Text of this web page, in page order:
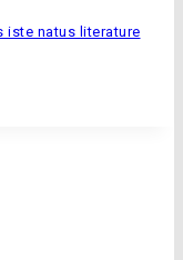
iste natus literature